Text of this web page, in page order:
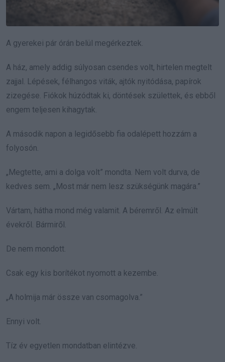
A gyerekei pár órán belül megérkeztek.
A ház, amely addig súlyosan csendes volt, hirtelen megtelt
zajjal. Lépések, félhangos viták, ajtók nyitódása, papírok
zizegése. Fiókok húzódtak ki, döntések születtek, és ebből
engem teljesen kihagytak.
A második napon a legidősebb fia odalépett hozzám a
folyosón.
„Megtette, ami a dolga volt” mondta. Nem volt durva, de
kedves sem. „Most már nem lesz szükségünk magára.”
Vártam, hátha mond még valamit. A béremről. Az elmúlt
évekről. Bármiről.
De nem mondott.
Csak egy kis borítékot nyomott a kezembe.
„A holmija már össze van csomagolva.”
Ennyi volt.
Tíz év egyetlen mondatban elintézve.